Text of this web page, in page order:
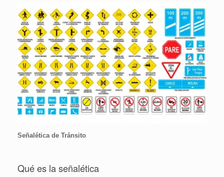
Señalética de Tránsito
Qué es la señalética